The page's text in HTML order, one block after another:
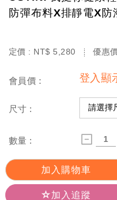
防彈布料X排靜電X防
定價 : NT$ 5,280 優惠
會員價 : 登入顯
尺寸 :
數量 :
加入購物車
加入追蹤